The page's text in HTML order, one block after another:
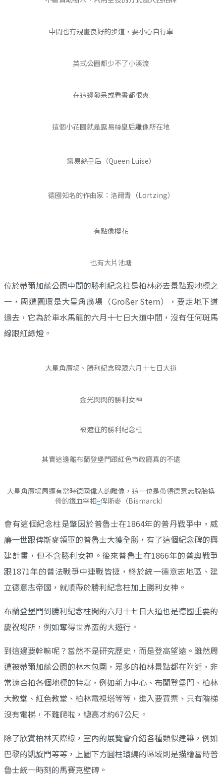
中間也有規畫良好的步道，要小心自行車
英式公園都少不了小溪流
在這邊發呆或看書都很爽
這個小花園就是露易絲皇后雕像所在地
露易絲皇后（Queen Luise）
德國知名的作曲家：洛爾青（Lortzing）
有點像櫻花
也有大片池塘
位於蒂爾加藤公園中間的勝利紀念柱是柏林必去景點跟地標之
一，周遭圓環是大星角廣場（Großer Stern），要走地下道
過去，它為於車水馬龍的六月十七日大道中間，沒有任何斑馬
線跟紅綠燈。
大星角廣場、勝利紀念碑跟六月十七日大道
金光閃閃的勝利女神
被遮住的勝利紀念柱
其實這邊離布蘭登堡門跟紅色市政廳真的不遠
大星角廣場周遭有當時德國偉人的雕像，這一位是帶領德意志脫胎換
骨的鐵血宰相–俾斯麥（Bismarck）
會有這個紀念柱是肇因於普魯士在1864年的普丹戰爭中，威
廉一世跟俾斯麥領軍的普魯士大獲全勝，有了這個紀念碑的興
建計畫，但不含勝利女神。後來普魯士在1866年的普奧戰爭
跟1871年的普法戰爭中連戰皆捷，終於統一德意志地區、建
立德意志帝國，就順帶於勝利紀念柱加上勝利女神。
布蘭登堡門到勝利紀念柱間的六月十七日大道也是德國重要的
慶祝場所，例如奪得世界盃的大遊行。
到這邊要幹嘛呢？當然不是研究歷史，而是登高望遠。雖然周
遭被蒂爾加藤公園的林木包圍，眾多的柏林景點都在附近，非
常適合拍各個地標的特寫，例如新力中心、布蘭登堡門、柏林
大教堂、紅色教堂、柏林電視塔等等，進入要買票、只有階梯
沒有電梯，不難爬啦，總高才約67公尺。
除了欣賞柏林天際線，室內的展覽會介紹各種類似建築，例如
巴黎的凱旋門等等，上圖下方圓柱環繞的區域則是描繪當時普
魯士統一時刻的馬賽克壁磚。